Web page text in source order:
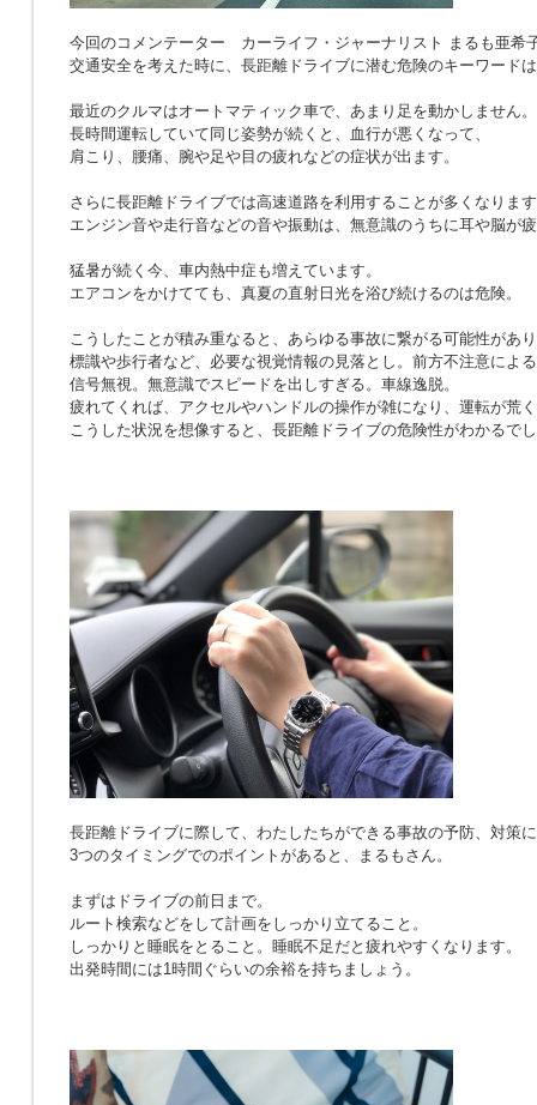
今回のコメンテーター カーライフ・ジャーナリスト まるも亜希
交通安全を考えた時に、長距離ドライブに潜む危険のキーワード
最近のクルマはオートマティック車で、あまり足を動かしません。
長時間運転していて同じ姿勢が続くと、血行が悪くなって、
肩こり、腰痛、腕や足や目の疲れなどの症状が出ます。
さらに長距離ドライブでは高速道路を利用することが多くなりま
エンジン音や走行音などの音や振動は、無意識のうちに耳や脳が
猛暑が続く今、車内熱中症も増えています。
エアコンをかけてても、真夏の直射日光を浴び続けるのは危険。
こうしたことが積み重なると、あらゆる事故に繋がる可能性があ
標識や歩行者など、必要な視覚情報の見落とし。前方不注意によ
信号無視。無意識でスピードを出しすぎる。車線逸脱。
疲れてくれば、アクセルやハンドルの操作が雑になり、運転が荒
こうした状況を想像すると、長距離ドライブの危険性がわかるで
長距離ドライブに際して、わたしたちができる事故の予防、対策
3つのタイミングでのポイントがあると、まるもさん。
まずはドライブの前日まで。
ルート検索などをして計画をしっかり立てること。
しっかりと睡眠をとること。睡眠不足だと疲れやすくなります。
出発時間には1時間ぐらいの余裕を持ちましょう。